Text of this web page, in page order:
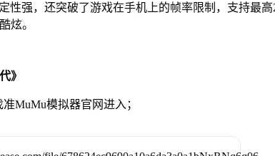
性强，还突破了游戏在手机上的帧率限制，支持最高
炫。
》
MuMu模拟器官网进入；